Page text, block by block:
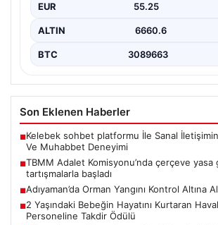
EUR 55.25
ALTIN 6660.6
BTC 3089663
Son Eklenen Haberler
■Kelebek sohbet platformu İle Sanal
Ve Muhabbet Deneyimi
■TBMM Adalet Komisyonu’nda çerçeve yasa
tartışmalarla başladı
■Adıyaman’da Orman Yangını Kontrol Altına
■2 Yaşındaki Bebeğin Hayatını Kurtaran
Personeline Takdir Ödülü